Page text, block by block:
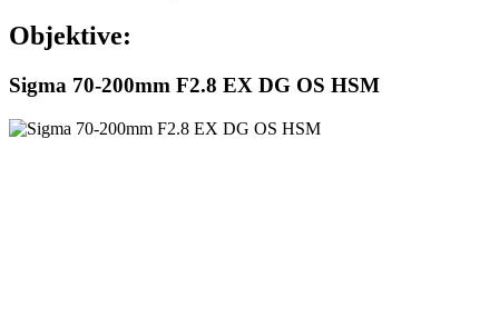
Objektive:
Sigma 70-200mm F2.8 EX DG OS HSM